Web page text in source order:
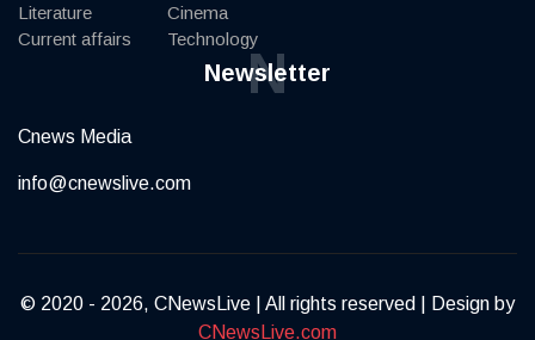
Literature
Current affairs
Cinema
Technology
Newsletter
N
Cnews Media
info@cnewslive.com
© 2020 - 2026, CNewsLive | All rights reserved | Design by
CNewsLive.com